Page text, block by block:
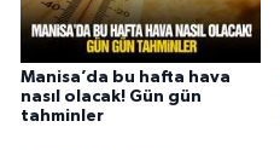
Manisa’da bu hafta hava
nasıl olacak! Gün gün
tahminler